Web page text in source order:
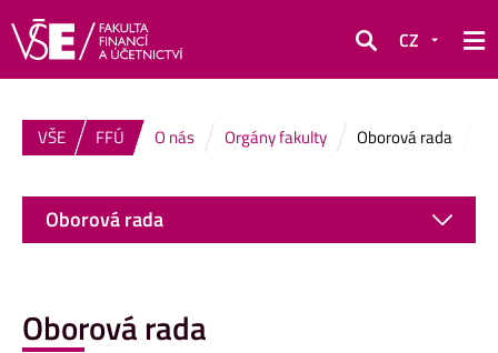
Hledat
CZ
VŠE FFÚ O nás Orgány fakulty Oborová rada
Oborová rada
Oborová rada